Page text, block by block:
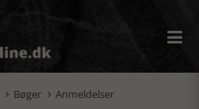
 Bøger  Anmeldelser